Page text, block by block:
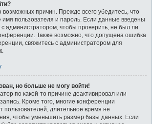
возможных причин. Прежде всего убедитесь, что
имя пользователя и пароль. Если данные введены
с администратором, чтобы проверить, не был ли
Также возможно, что допущена ошибка
свяжитесь с администратором для
но больше не могу войти!
по какой-то причине деактивировал или
Кроме того, многие конференции
пользователей, длительное время не
чтобы уменьшить размер базы данных. Если